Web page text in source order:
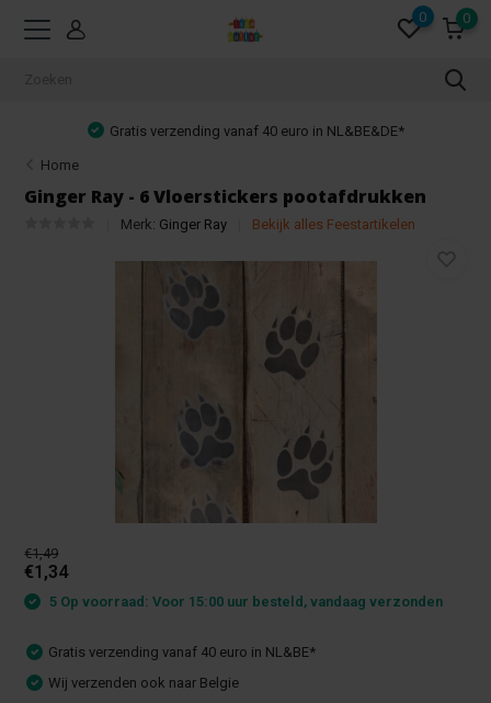
0 0
Gratis verzending vanaf 40 euro in NL&BE&DE*
Home
Ginger Ray - 6 Vloerstickers pootafdrukken
Merk: Ginger Ray Bekijk alles Feestartikelen
€1,49
€1,34
5 Op voorraad: Voor 15:00 uur besteld, vandaag verzonden
Gratis verzending vanaf 40 euro in NL&BE*
Wij verzenden ook naar Belgie